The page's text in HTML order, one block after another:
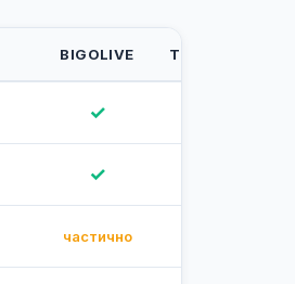
BIGOLIVE TROVO
✓
✓
частично